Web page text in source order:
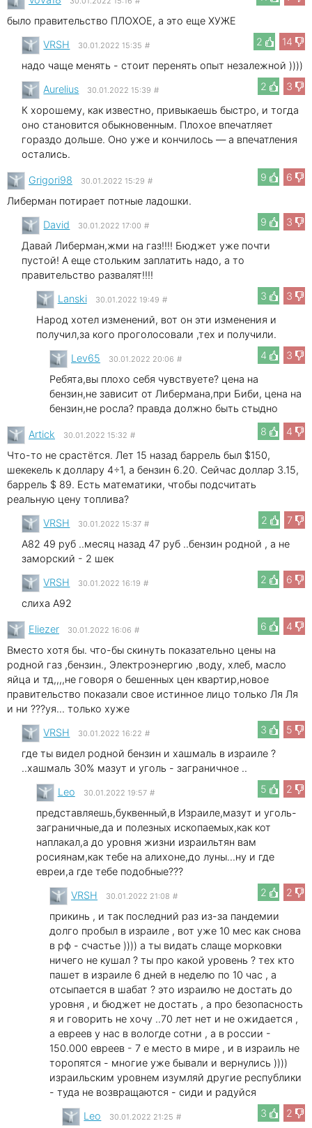
было правительство ПЛОХОЕ, а это еще ХУЖЕ
2
14
VRSH 30.01.2022 15:35 #
надо чаще менять - стоит перенять опыт незалежной ))))
2
3
Aurelius 30.01.2022 15:39 #
К хорошему, как известно, привыкаешь быстро, и тогда
оно становится обыкновенным. Плохое впечатляет
гораздо дольше. Оно уже и кончилось — а впечатления
остались.
9
6
Grigori98 30.01.2022 15:29 #
Либерман потирает потные ладошки.
9
3
David 30.01.2022 17:00 #
Давай Либерман,жми на газ!!!! Бюджет уже почти
пустой! А еще стольким заплатить надо, а то
правительство развалят!!!!
3
3
Lanski 30.01.2022 19:49 #
Народ хотел изменений, вот он эти изменения и
получил,за кого проголосовали ,тех и получили.
4
3
Lev65 30.01.2022 20:06 #
Ребята,вы плохо себя чувствуете? цена на
бензин,не зависит от Либермана,при Биби, цена на
бензин,не росла? правда должно быть стыдно
8
4
Artick 30.01.2022 15:32 #
Что-то не срастётся. Лет 15 назад баррель был $150,
шекекель к доллару 4÷1, а бензин 6.20. Сейчас доллар 3.15,
баррель $ 89. Есть математики, чтобы подсчитать
реальную цену топлива?
2
7
VRSH 30.01.2022 15:37 #
А82 49 руб ..месяц назад 47 руб ..бензин родной , а не
заморский - 2 шек
2
6
VRSH 30.01.2022 16:19 #
слиха А92
6
4
Eliezer 30.01.2022 16:06 #
Вместо хотя бы. что-бы скинуть показательно цены на
родной газ ,бензин., Электроэнергию ,воду, хлеб, масло
яйца и тд,,,,не говоря о бешенных цен квартир,новое
правительство показали свое истинное лицо только Ля Ля
и ни ???уя... только хуже
3
5
VRSH 30.01.2022 16:22 #
где ты видел родной бензин и хашмаль в израиле ?
..хашмаль 30% мазут и уголь - заграничное ..
5
2
Leo 30.01.2022 19:57 #
представляешь,буквенный,в Израиле,мазут и уголь-
заграничные,да и полезных ископаемых,как кот
наплакал,а до уровня жизни израильтян вам
росиянам,как тебе на алихоне,до луны...ну и где
евреи,а где тебе подобные???
2
2
VRSH 30.01.2022 21:08 #
прикинь , и так последний раз из-за пандемии
долго пробыл в израиле , вот уже 10 мес как снова
в рф - счастье )))) а ты видать слаще морковки
ничего не кушал ? ты про какой уровень ? тех кто
пашет в израиле 6 дней в неделю по 10 час , а
отсыпается в шабат ? это израилю не достать до
уровня , и бюджет не достать , а про безопасность
я и говорить не хочу ..70 лет нет и не ожидается ,
а евреев у нас в вологде сотни , а в россии -
150.000 евреев - 7 е место в мире , и в израиль не
торопятся - многие уже бывали и вернулись ))))
израильским уровнем изумляй другие республики
- туда не возвращаются - сиди и радуйся
3
2
Leo 30.01.2022 21:25 #